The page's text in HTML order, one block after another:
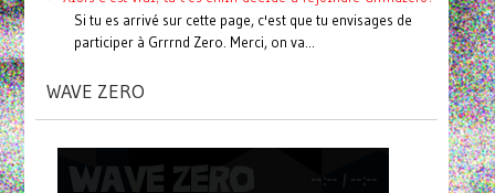
Si tu es arrivé sur cette page, c'est que tu envisages de
participer à Grrrnd Zero. Merci, on va...
WAVE ZERO